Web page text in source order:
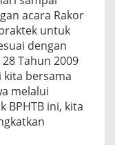
acara Rakor
untuk
dengan
Tahun 2009
kita bersama
melalui
BPHTB ini, kita